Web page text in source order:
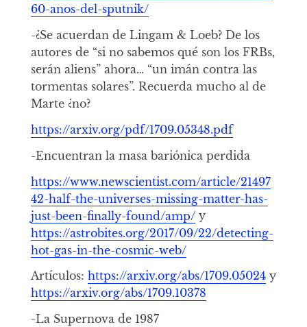
60-anos-del-sputnik/
-¿Se acuerdan de Lingam & Loeb? De los
autores de “si no sabemos qué son los FRBs,
serán aliens” ahora… “un imán contra las
tormentas solares”. Recuerda mucho al de
Marte ¿no?
https://arxiv.org/pdf/1709.05348.pdf
-Encuentran la masa bariónica perdida
https://www.newscientist.com/article/21497
42-half-the-universes-missing-matter-has-
just-been-finally-found/amp/y
https://astrobites.org/2017/09/22/detecting-
hot-gas-in-the-cosmic-web/
Artículos: https://arxiv.org/abs/1709.05024y
https://arxiv.org/abs/1709.10378
-La Supernova de 1987